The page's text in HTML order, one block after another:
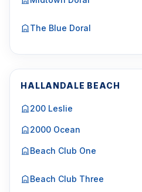
The Blue Doral
HALLANDALE BEACH
200 Leslie
2000 Ocean
Beach Club One
Beach Club Three